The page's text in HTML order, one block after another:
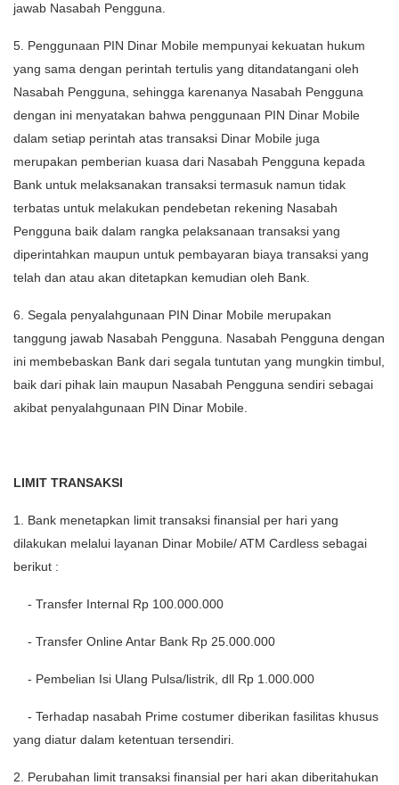
jawab Nasabah Pengguna.
5. Penggunaan PIN Dinar Mobile mempunyai kekuatan hukum
yang sama dengan perintah tertulis yang ditandatangani oleh
Nasabah Pengguna, sehingga karenanya Nasabah Pengguna
dengan ini menyatakan bahwa penggunaan PIN Dinar Mobile
dalam setiap perintah atas transaksi Dinar Mobile juga
merupakan pemberian kuasa dari Nasabah Pengguna kepada
Bank untuk melaksanakan transaksi termasuk namun tidak
terbatas untuk melakukan pendebetan rekening Nasabah
Pengguna baik dalam rangka pelaksanaan transaksi yang
diperintahkan maupun untuk pembayaran biaya transaksi yang
telah dan atau akan ditetapkan kemudian oleh Bank.
6. Segala penyalahgunaan PIN Dinar Mobile merupakan
tanggung jawab Nasabah Pengguna. Nasabah Pengguna dengan
ini membebaskan Bank dari segala tuntutan yang mungkin timbul,
baik dari pihak lain maupun Nasabah Pengguna sendiri sebagai
akibat penyalahgunaan PIN Dinar Mobile.
LIMIT TRANSAKSI
1. Bank menetapkan limit transaksi finansial per hari yang
dilakukan melalui layanan Dinar Mobile/ ATM Cardless sebagai
berikut :
- Transfer Internal Rp 100.000.000
- Transfer Online Antar Bank Rp 25.000.000
- Pembelian Isi Ulang Pulsa/listrik, dll Rp 1.000.000
- Terhadap nasabah Prime costumer diberikan fasilitas khusus
yang diatur dalam ketentuan tersendiri.
2. Perubahan limit transaksi finansial per hari akan diberitahukan